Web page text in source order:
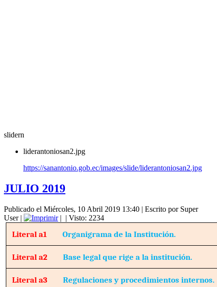
slidern
liderantoniosan2.jpg
https://sanantonio.gob.ec/images/slide/liderantoniosan2.jpg
JULIO 2019
Publicado el Miércoles, 10 Abril 2019 13:40 | Escrito por Super
User| | | Visto: 2234
Literal a1Organigrama de la Institución.
Literal a2Base legal que rige a la institución.
Literal a3Regulaciones y procedimientos internos.